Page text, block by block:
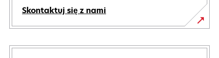
Skontaktuj się z nami